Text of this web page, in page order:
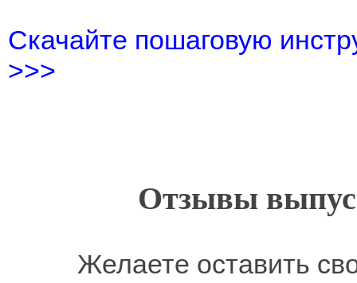
Скачайте пошаговую
>>>
Отзывы
Желаете оставить